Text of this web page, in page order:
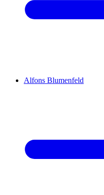
Alfons Blumenfeld